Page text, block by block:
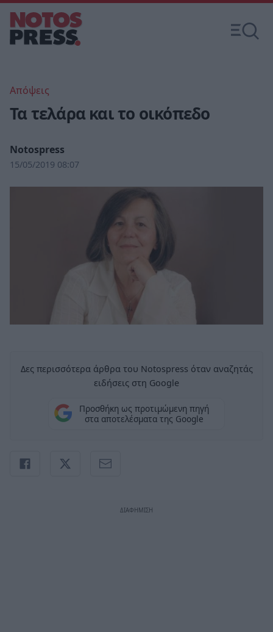
Απόψεις
Τα τελάρα και το οικόπεδο
Notospress
15/05/2019 08:07
Δες περισσότερα άρθρα του Notospress όταν αναζητάς
ειδήσεις στη Google
Προσθήκη ως προτιμώμενη πηγή
στα αποτελέσματα της Google